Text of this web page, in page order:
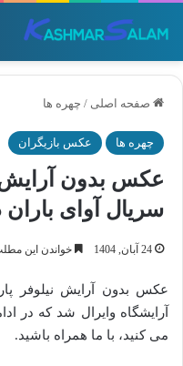
صفحه اصلی / چهره ها
چهره ها عکس بازیگران
عکس بدون آرایش
سریال آوای
24 آبان, 1404 خواندن این مطلب 2 دقیقه زمان
عکس بدون آرایش نیلوفر
آرایشگاه وایرال شد که در
می کنید، با ما همراه باشید.